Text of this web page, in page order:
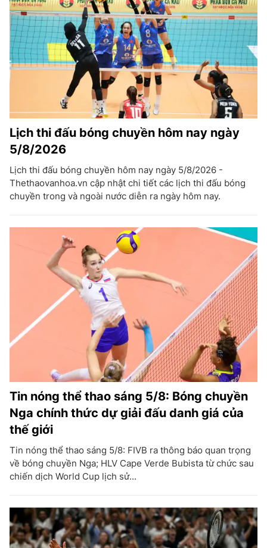
Lịch thi đấu bóng chuyền hôm nay ngày
5/8/2026
Lịch thi đấu bóng chuyền hôm nay ngày 5/8/2026 -
Thethaovanhoa.vn cập nhật chi tiết các lịch thi đấu bóng
chuyền trong và ngoài nước diễn ra ngày hôm nay.
Tin nóng thể thao sáng 5/8: Bóng chuyền
Nga chính thức dự giải đấu danh giá của
thế giới
Tin nóng thể thao sáng 5/8: FIVB ra thông báo quan trọng
về bóng chuyền Nga; HLV Cape Verde Bubista từ chức sau
chiến dịch World Cup lịch sử...